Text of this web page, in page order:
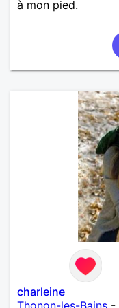
à mon pied.
charleine
Thonon-les-Bains -